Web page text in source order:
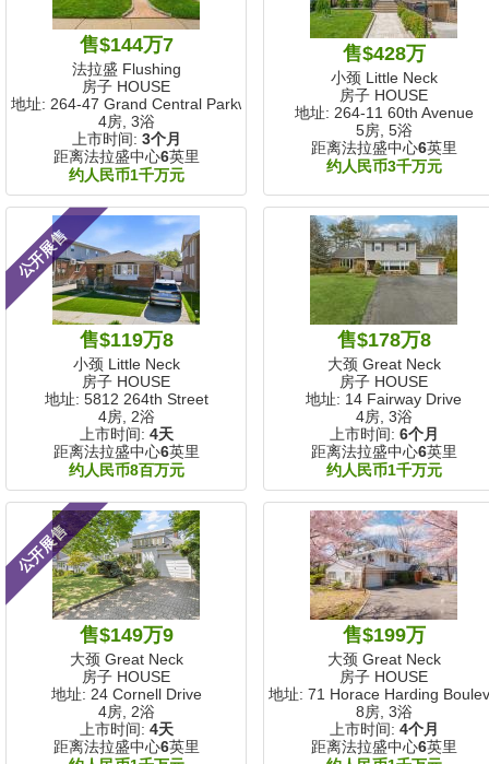
售$144万7
法拉盛 Flushing
房子 HOUSE
地址: 264-47 Grand Central Parkway
4房, 3浴
上市时间: 3个月
距离法拉盛中心6英里
约人民币1千万元
售$428万
小颈 Little Neck
房子 HOUSE
地址: 264-11 60th Avenue
5房, 5浴
距离法拉盛中心6英里
约人民币3千万元
公开展售
售$119万8
小颈 Little Neck
房子 HOUSE
地址: 5812 264th Street
4房, 2浴
上市时间: 4天
距离法拉盛中心6英里
约人民币8百万元
售$178万8
大颈 Great Neck
房子 HOUSE
地址: 14 Fairway Drive
4房, 3浴
上市时间: 6个月
距离法拉盛中心6英里
约人民币1千万元
公开展售
售$149万9
大颈 Great Neck
房子 HOUSE
地址: 24 Cornell Drive
4房, 2浴
上市时间: 4天
距离法拉盛中心6英里
售$199万
大颈 Great Neck
房子 HOUSE
地址: 71 Horace Harding
8房, 3浴
上市时间: 4个月
距离法拉盛中心6英里